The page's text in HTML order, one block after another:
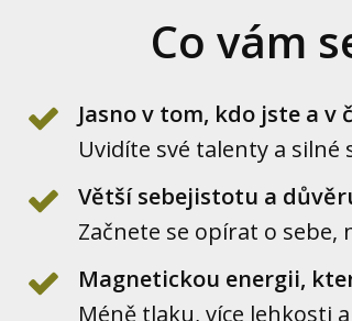
Co vám
Jasno v tom, kdo jste a v
Uvidíte své talenty a
Větší sebejistotu a
Začnete se opírat o sebe,
Magnetickou energii,
Méně tlaku, více lehkosti